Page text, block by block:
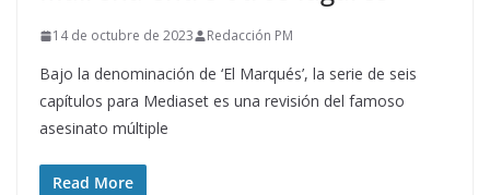
14 de octubre de 2023 Redacción PM
Bajo la denominación de ‘El Marqués’, la serie de seis
capítulos para Mediaset es una revisión del famoso
asesinato múltiple
Read More